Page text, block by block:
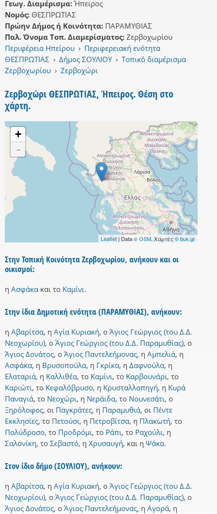
Γεωγ. Διαμέρισμα:Ήπειρος
Νομός: ΘΕΣΠΡΩΤΙΑΣ
Πρώην Δήμος ή Κοινότητα: ΠΑΡΑΜΥΘΙΑΣ
Παλ. Όνομα Τοπ. Διαμερίσματος: Ζερβοχωρίου
Περιφέρεια Ηπείρου › Περιφερειακή ενότητα
ΘΕΣΠΡΩΤΙΑΣ › Δήμος ΣΟΥΛΙΟΥ › Τοπικό διαμέρισμα
Ζερβοχωρίου › Ζερβοχώρι
Ζερβοχώρι ΘΕΣΠΡΩΤΙΑΣ, Ήπειρος. Θέση στο
χάρτη.
+
-
Leaflet | Data© OSM, Χάρτες © buk.gr
Στην Τοπική Κοινότητα Ζερβοχωρίου, ανήκουν και οι
οικισμοί:
η Ασφάκα και το Καμίνι.
Στην ίδια Δημοτική ενότητα (ΠΑΡΑΜΥΘΙΑΣ), ανήκουν:
η Αβαρίτσα, η Αγία Κυριακή, ο Άγιος Γεώργιος (του Δ.Δ.
Νεοχωρίου), ο Άγιος Γεώργιος (του Δ.Δ. Παραμυθίας), ο
Άγιος Δονάτος, ο Άγιος Παντελεήμονας, η Αμπελιά, η
Ασφάκα, η Βρυσοπούλα, η Γκρίκα, η Δαφνούλα, η
Ελαταριά, η Καλλιθέα, το Καμίνι, το Καρβουνάρι, το
Καριώτι, το Κεφαλόβρυσο, η Κρυσταλλοπηγή, η Κυρά
Παναγιά, το Νεοχώρι, η Νεράιδα, το Νουνεσάτι, ο
Ξηρόλοφος, οι Παγκράτες, η Παραμυθιά, οι Πέντε
Εκκλησίες, το Πετούσι, η Πετροβίτσα, η Πλακωτή, το
Πολύδροσο, το Προδρόμι, το Ράπι, το Ραχούλι, η
Σαλονίκη, το Σεβαστό, η Χρυσαυγή, και η Ψάκα.
Στον ίδιο δήμο (ΣΟΥΛΙΟΥ), ανήκουν:
η Αβαρίτσα, η Αγία Κυριακή, ο Άγιος Γεώργιος (του Δ.Δ.
Νεοχωρίου), ο Άγιος Γεώργιος (του Δ.Δ. Παραμυθίας), ο
Άγιος Δονάτος, ο Άγιος Παντελεήμονας, η Αγορά, η